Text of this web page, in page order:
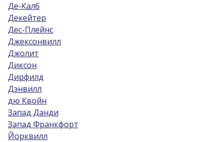
Де-Калб
Декейтер
Дес-Плейнс
Джексонвилл
Джолит
Диксон
Дирфилд
Дэнвилл
дю Квойн
Запад Данди
Запад Франкфорт
Йорквилл